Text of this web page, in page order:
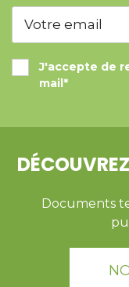
J'accepte de
mail*
Documents